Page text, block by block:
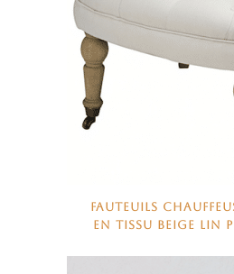
FAUTEUILS
EN TISSU BEIGE LIN